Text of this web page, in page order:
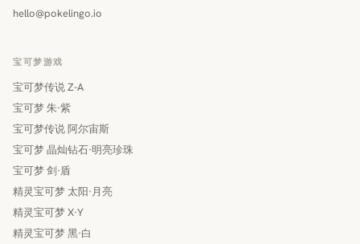
hello@pokelingo.io
宝可梦游戏
宝可梦传说 Z-A
宝可梦 朱·紫
宝可梦传说 阿尔宙斯
宝可梦 晶灿钻石·明亮珍珠
宝可梦 剑·盾
精灵宝可梦 太阳·月亮
精灵宝可梦 X·Y
精灵宝可梦 黑·白